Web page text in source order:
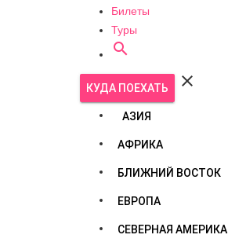
Билеты
Туры

КУДА ПОЕХАТЬ 
АЗИЯ
АФРИКА
БЛИЖНИЙ ВОСТОК
ЕВРОПА
СЕВЕРНАЯ АМЕРИКА